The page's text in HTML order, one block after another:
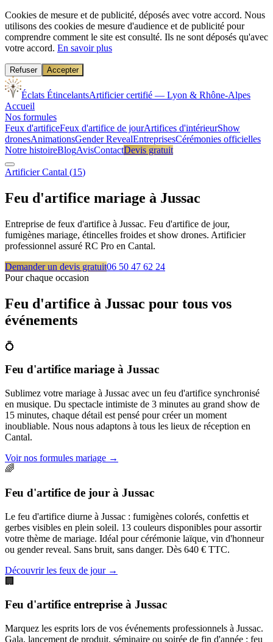
Cookies de mesure et de publicité, déposés avec votre accord. Nous
utilisons des cookies de mesure d'audience et de publicité pour
comprendre comment le site est consulté. Ils ne sont déposés qu'avec
votre accord. En savoir plus
Refuser Accepter
Éclats ÉtincelantsArtificier certifié — Lyon & Rhône-Alpes
Accueil
Nos formules
Feux d'artificeFeux d'artifice de jourArtifices d'intérieurShow
dronesAnimationsGender RevealEntreprisesCérémonies officielles
Notre histoireBlogAvisContactDevis gratuit
ArtificierCantal (15)
Feu d'artifice mariage à Jussac
Entreprise de feux d'artifice à Jussac. Feu d'artifice de jour,
fumigènes mariage, étincelles froides et show drones. Artificier
professionnel assuré RC Pro en Cantal.
Demander un devis gratuit06 50 47 62 24
Pour chaque occasion
Feu d'artifice à Jussac pour tous vos
événements
💍
Feu d'artifice mariage à Jussac
Sublimez votre mariage à Jussac avec un feu d'artifice synchronisé
en musique. Du spectacle intimiste de 3 minutes au grand show de
15 minutes, chaque détail est pensé pour créer un moment
inoubliable. Nous nous adaptons à tous les lieux de réception en
Cantal.
Voir nos formules mariage →
🌈
Feu d'artifice de jour à Jussac
Le feu d'artifice diurne à Jussac : fumigènes colorés, confettis et
gerbes visibles en plein soleil. 13 couleurs disponibles pour assortir
votre thème de mariage. Idéal pour cérémonie laïque, vin d'honneur
ou gender reveal. Sans bruit, sans danger. Dès 640 € TTC.
Découvrir les feux de jour→
🏢
Feu d'artifice entreprise à Jussac
Marquez les esprits lors de vos événements professionnels à Jussac.
Gala, lancement de produit, séminaire ou soirée de fin d'année : feu